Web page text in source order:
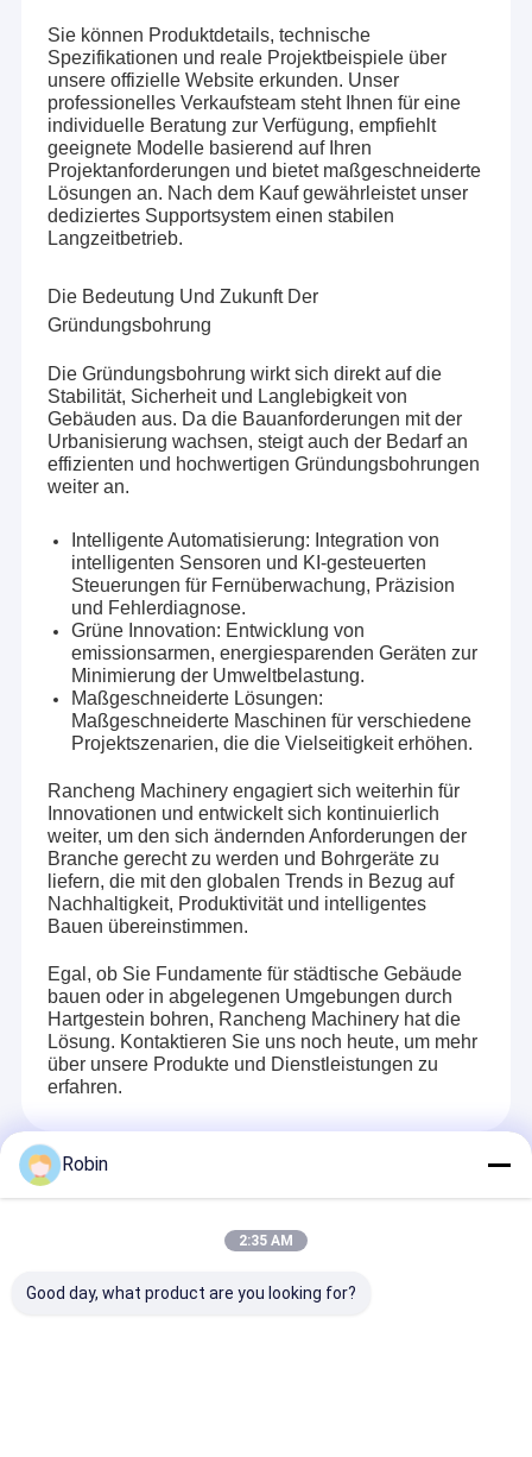
Sie können Produktdetails, technische
Spezifikationen und reale Projektbeispiele über
unsere offizielle Website erkunden. Unser
professionelles Verkaufsteam steht Ihnen für eine
individuelle Beratung zur Verfügung, empfiehlt
geeignete Modelle basierend auf Ihren
Projektanforderungen und bietet maßgeschneiderte
Lösungen an. Nach dem Kauf gewährleistet unser
dediziertes Supportsystem einen stabilen
Langzeitbetrieb.
Die Bedeutung Und Zukunft Der
Gründungsbohrung
Die Gründungsbohrung wirkt sich direkt auf die
Stabilität, Sicherheit und Langlebigkeit von
Gebäuden aus. Da die Bauanforderungen mit der
Urbanisierung wachsen, steigt auch der Bedarf an
effizienten und hochwertigen Gründungsbohrungen
weiter an.
Intelligente Automatisierung: Integration von
intelligenten Sensoren und KI-gesteuerten
Steuerungen für Fernüberwachung, Präzision
und Fehlerdiagnose.
Grüne Innovation: Entwicklung von
emissionsarmen, energiesparenden Geräten zur
Minimierung der Umweltbelastung.
Maßgeschneiderte Lösungen:
Maßgeschneiderte Maschinen für verschiedene
Projektszenarien, die die Vielseitigkeit erhöhen.
Rancheng Machinery engagiert sich weiterhin für
Innovationen und entwickelt sich kontinuierlich
weiter, um den sich ändernden Anforderungen der
Branche gerecht zu werden und Bohrgeräte zu
liefern, die mit den globalen Trends in Bezug auf
Nachhaltigkeit, Produktivität und intelligentes
Bauen übereinstimmen.
Egal, ob Sie Fundamente für städtische Gebäude
bauen oder in abgelegenen Umgebungen durch
Hartgestein bohren, Rancheng Machinery hat die
Lösung. Kontaktieren Sie uns noch heute, um mehr
über unsere Produkte und Dienstleistungen zu
erfahren.
Empfohlene Produkte
Robin
2:35 AM
Good day, what product are you looking for?